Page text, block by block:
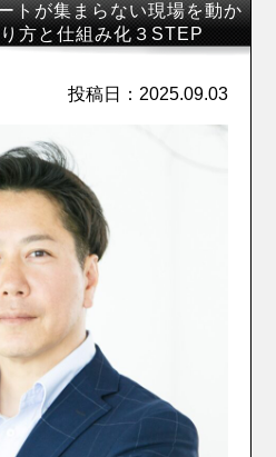
トが集まらない現場を動か
方と仕組み化３STEP
投稿日：2025.09.03